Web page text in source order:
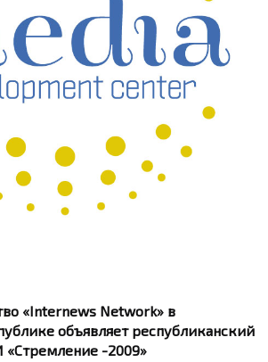
«Internews Network» в
объявляет республиканский
-2009»